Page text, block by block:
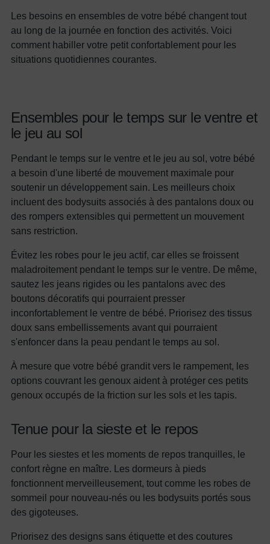
Les besoins en ensembles de votre bébé changent tout
au long de la journée en fonction des activités. Voici
comment habiller votre petit confortablement pour les
situations quotidiennes courantes.
Ensembles pour le temps sur le ventre et
le jeu au sol
Pendant le temps sur le ventre et le jeu au sol, votre bébé
a besoin d'une liberté de mouvement maximale pour
soutenir un développement sain. Les meilleurs choix
incluent des bodysuits associés à des pantalons doux ou
des rompers extensibles qui permettent un mouvement
sans restriction.
Évitez les robes pour le jeu actif, car elles se froissent
maladroitement pendant le temps sur le ventre. De même,
sautez les jeans rigides ou les pantalons avec des
boutons décoratifs qui pourraient presser
inconfortablement le ventre de bébé. Priorisez des tissus
doux sans embellissements avant qui pourraient
s'enfoncer dans la peau pendant le temps au sol.
À mesure que votre bébé grandit vers le rampement, les
options couvrant les genoux aident à protéger ces petits
genoux occupés de la friction sur les sols et les tapis.
Tenue pour la sieste et le repos
Pour les siestes et les moments de repos tranquilles, le
confort règne en maître. Les dormeurs à pieds
fonctionnent merveilleusement, tout comme les robes de
sommeil pour nouveau-nés ou les bodysuits portés sous
des gigoteuses.
Priorisez des designs sans étiquette et des coutures